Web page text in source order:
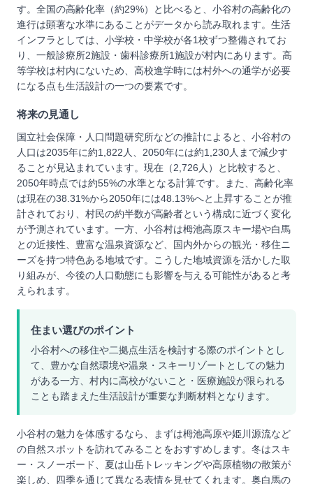
す。全国の高齢化率（約29%）と比べると、小谷村の高齢化の
進行は顕著な水準にあることがデータから読み取れます。生活
インフラとしては、小学校・中学校が各1校ずつ整備されてお
り、一般診療所2施設・歯科診療所1施設が村内にあります。高
等学校は村内にないため、高校進学時には村外への通学が必要
になる点も生活設計の一つの要素です。
将来の見通し
国立社会保障・人口問題研究所などの推計によると、小谷村の
人口は2035年に約1,822人、2050年には約1,230人まで減少す
ることが見込まれています。現在（2,726人）と比較すると、
2050年時点では約55%の水準となる計算です。また、高齢化率
は現在の38.31%から2050年には48.13%へと上昇することが推
計されており、村民の約半数が高齢者という構成に近づく変化
が予測されています。一方、小谷村は栂池高原スキー場や白馬
との近接性、豊富な温泉資源など、国内外からの観光・移住ニ
ーズを持つ特色ある地域です。こうした地域資源を活かした取
り組みが、今後の人口動態にも影響を与える可能性があると考
えられます。
住まい選びのポイント
小谷村への移住や二拠点生活を検討する際のポイントとし
て、豊かな自然環境や温泉・スキーリゾートとしての魅力
がある一方、村内に高校がないこと・医療施設が限られる
ことも踏まえた生活設計が重要な判断材料となります。
小谷村の魅力を体感するなら、まずは栂池高原や姫川源流など
の自然スポットを訪れてみることをおすすめします。冬はスキ
ー・スノーボード、夏は山岳トレッキングや高原植物の散策が
楽しめ、四季を通じて異なる表情を見せてくれます。奥白馬の